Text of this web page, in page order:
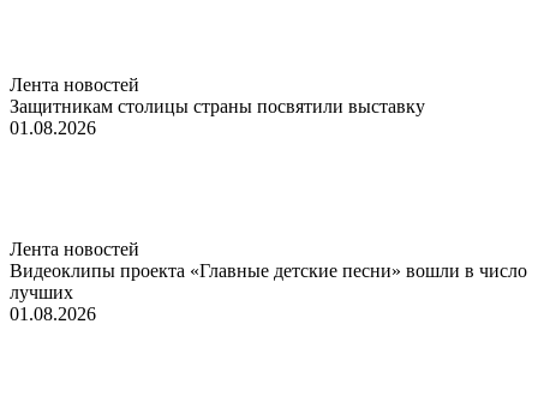
Лента новостей
Защитникам столицы страны посвятили выставку
01.08.2026
Лента новостей
Видеоклипы проекта «Главные детские песни» вошли в число
лучших
01.08.2026